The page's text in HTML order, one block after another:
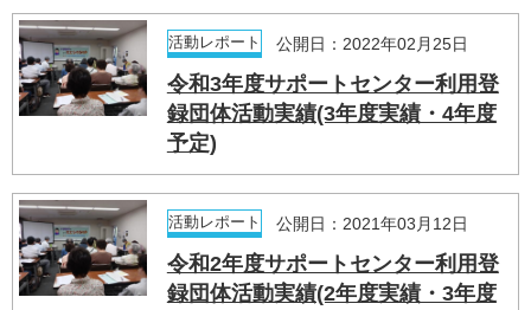
活動レポート 公開日：2022年02月25日
令和3年度サポートセンター利用登
録団体活動実績(3年度実績・4年度
予定)
活動レポート 公開日：2021年03月12日
令和2年度サポートセンター利用登
録団体活動実績(2年度実績・3年度